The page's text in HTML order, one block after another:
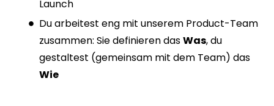
Launch
Du arbeitest eng mit unserem Product-Team
zusammen: Sie definieren dasWas, du
gestaltest (gemeinsam mit dem Team) das
Wie